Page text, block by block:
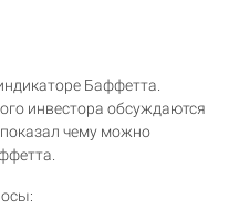
Баффетта.
инвестора обсуждаются
показал чему можно